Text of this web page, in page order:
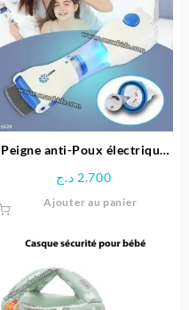
Peigne anti-Poux électrique
2.700 د.ج
Ajouter au panier